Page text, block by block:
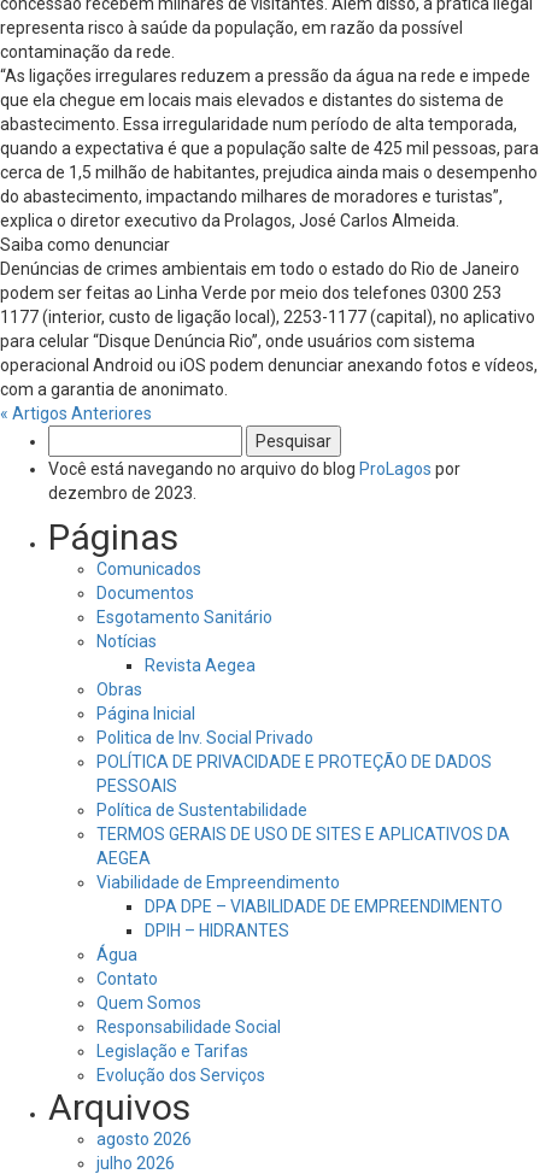
representa risco à saúde da população, em razão da possível
contaminação da rede.
“As ligações irregulares reduzem a pressão da água na rede e impede
que ela chegue em locais mais elevados e distantes do sistema de
abastecimento. Essa irregularidade num período de alta temporada,
quando a expectativa é que a população salte de 425 mil pessoas, para
cerca de 1,5 milhão de habitantes, prejudica ainda mais o desempenho
do abastecimento, impactando milhares de moradores e turistas”,
explica o diretor executivo da Prolagos, José Carlos Almeida.
Saiba como denunciar
Denúncias de crimes ambientais em todo o estado do Rio de Janeiro
podem ser feitas ao Linha Verde por meio dos telefones 0300 253
1177 (interior, custo de ligação local), 2253-1177 (capital), no aplicativo
para celular “Disque Denúncia Rio”, onde usuários com sistema
operacional Android ou iOS podem denunciar anexando fotos e vídeos,
com a garantia de anonimato.
« Artigos Anteriores
por:
Você está navegando no arquivo do blog ProLagos por
dezembro de 2023.
Páginas
Comunicados
Documentos
Esgotamento Sanitário
Notícias
Revista Aegea
Obras
Página Inicial
Politica de Inv. Social Privado
POLÍTICA DE PRIVACIDADE E PROTEÇÃO DE DADOS
PESSOAIS
Política de Sustentabilidade
TERMOS GERAIS DE USO DE SITES E APLICATIVOS DA
AEGEA
Viabilidade de Empreendimento
DPA DPE – VIABILIDADE DE EMPREENDIMENTO
DPIH – HIDRANTES
Água
Contato
Quem Somos
Responsabilidade Social
Legislação e Tarifas
Evolução dos Serviços
Arquivos
agosto 2026
julho 2026